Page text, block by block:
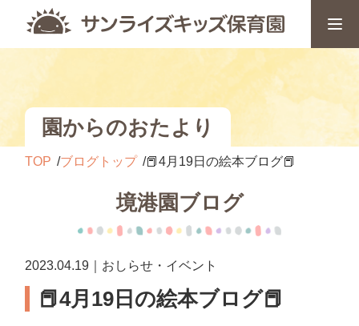
園からのおたより
TOP ブログトップ 📕4月19日の絵本ブログ📕
境港園ブログ
2023.04.19｜おしらせ・イベント
📕4月19日の絵本ブログ📕